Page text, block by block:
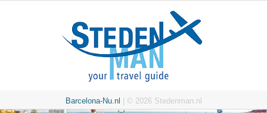
Barcelona-Nu.nl | © 2026 Stedenman.nl